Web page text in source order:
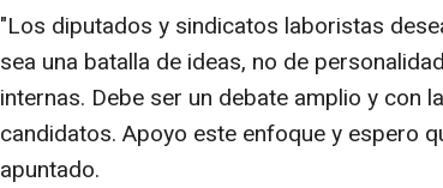
"Los diputados y sindicatos laboristas
sea una batalla de ideas, no de
internas. Debe ser un debate amplio y con
candidatos. Apoyo este enfoque y espero
apuntado.